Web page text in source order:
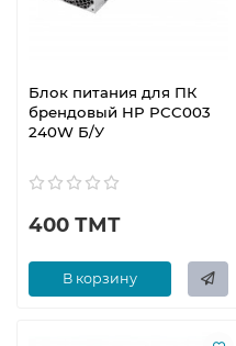
Блок питания для ПК
брендовый HP PCC003
240W Б/У
400 ТМТ
В корзину